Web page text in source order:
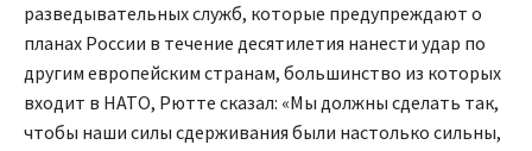
разведывательных служб, которые предупреждают о
планах России в течение десятилетия нанести удар по
другим европейским странам, большинство из которых
входит в НАТО, Рютте сказал: «Мы должны сделать так,
чтобы наши силы сдерживания были настолько сильны,